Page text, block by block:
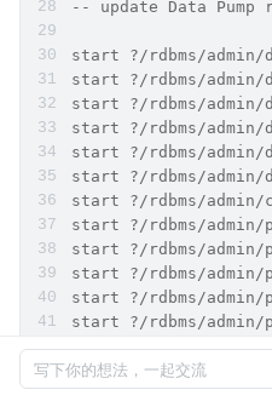
-- update Data Pump
start ?/rdbms/admin/
start ?/rdbms/admin/
start ?/rdbms/admin/
start ?/rdbms/admin/
start ?/rdbms/admin/
start ?/rdbms/admin/
start ?/rdbms/admin/
start ?/rdbms/admin/
start ?/rdbms/
start ?/rdbms/admin/
start ?/rdbms/admin/
start ?/rdbms/admin/
start ?/rdbms/admin/
start ?/rdbms/admin/
写下你的想法，一起交流